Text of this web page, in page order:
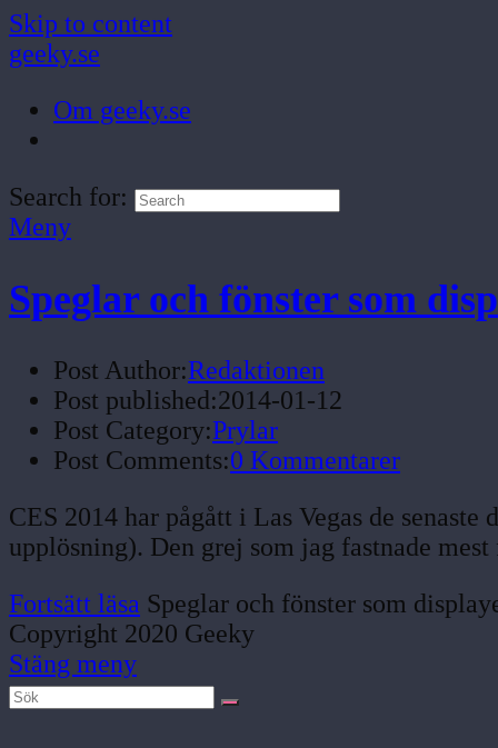
Skip to content
geeky.se
Om geeky.se
Search for:
Meny
Speglar och fönster som
Post Author:Redaktionen
Post published:2014-01-12
Post Category:Prylar
Post Comments:0 Kommentarer
CES 2014 har pågått i Las Vegas de
upplösning). Den grej som jag fastnade
Fortsätt läsa Speglar och fönster som
Copyright 2020 Geeky
Stäng meny